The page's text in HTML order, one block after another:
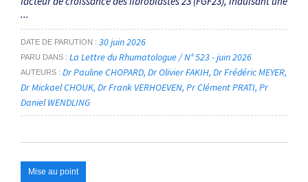
...
DATE DE PARUTION 30 juin 2026
PARU DANS La Lettre du Rhumatologue / N° 523 - juin 2026
AUTEURS Dr Pauline CHOPARD Dr Olivier FAKIH Dr Frédéric MEYER
Dr Mickael CHOUK Dr Frank VERHOEVEN Pr Clément PRATI Pr
Daniel WENDLING
Mise au point